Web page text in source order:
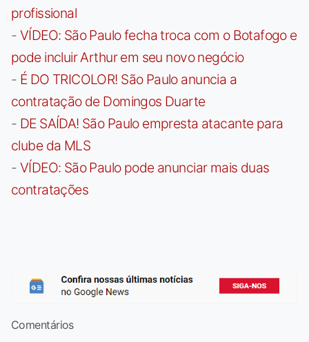
profissional
- VÍDEO: São Paulo fecha troca com o Botafogo e
pode incluir Arthur em seu novo negócio
- É DO TRICOLOR! São Paulo anuncia a
contratação de Domingos Duarte
- DE SAÍDA! São Paulo empresta atacante para
clube da MLS
- VÍDEO: São Paulo pode anunciar mais duas
contratações
Comentários